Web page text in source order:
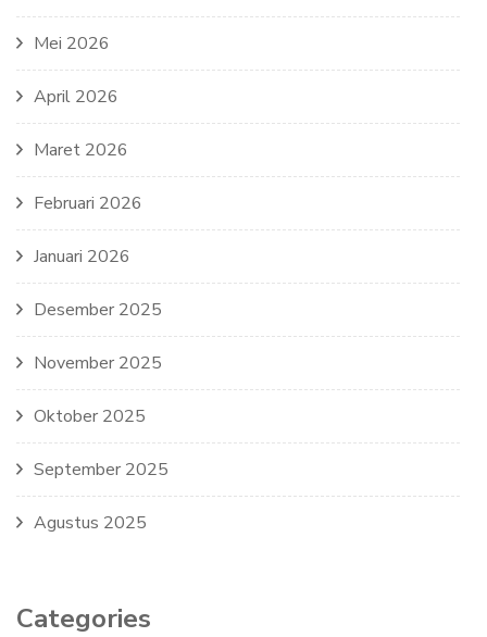
Mei 2026
April 2026
Maret 2026
Februari 2026
Januari 2026
Desember 2025
November 2025
Oktober 2025
September 2025
Agustus 2025
Categories